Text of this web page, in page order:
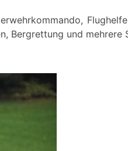
Bergrettung und mehrere